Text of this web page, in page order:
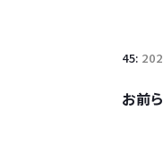
45:
お前